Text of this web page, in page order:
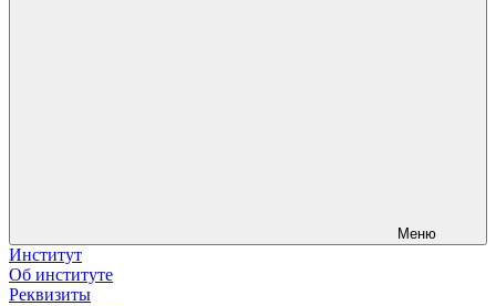
Меню
Институт
Об институте
Реквизиты